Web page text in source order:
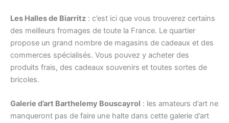
Les Halles de Biarritz : c’est ici que vous trouverez certains
des meilleurs fromages de toute la France. Le quartier
propose un grand nombre de magasins de cadeaux et des
commerces spécialisés. Vous pouvez y acheter des
produits frais, des cadeaux souvenirs et toutes sortes de
bricoles.
Galerie d’art Barthelemy Bouscayrol : les amateurs d’art ne
manqueront pas de faire une halte dans cette galerie d’art